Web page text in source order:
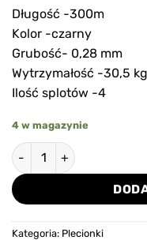
Długość -300m
Kolor -czarny
Grubość- 0,28 mm
Wytrzymałość -30,5 kg
Ilość splotów -4
4 w magazynie
ilość Plecionka x4 Silk
Kategoria: Plecionki